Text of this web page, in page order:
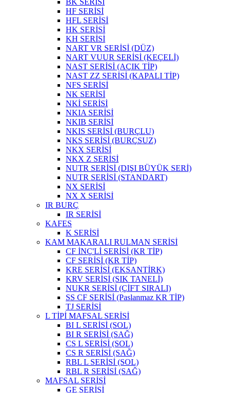
BK SERİSİ
HF SERİSİ
HFL SERİSİ
HK SERİSİ
KH SERİSİ
NART VR SERİSİ (DÜZ)
NART VUUR SERİSİ (KEÇELİ)
NAST SERİSİ (AÇIK TİP)
NAST ZZ SERİSİ (KAPALI TİP)
NFS SERİSİ
NK SERİSİ
NKİ SERİSİ
NKIA SERİSİ
NKIB SERİSİ
NKIS SERİSİ (BURÇLU)
NKS SERİSİ (BURÇSUZ)
NKX SERİSİ
NKX Z SERİSİ
NUTR SERİSİ (DIŞI BÜYÜK SERİ)
NUTR SERİSİ (STANDART)
NX SERİSİ
NX X SERİSİ
IR BURÇ
IR SERİSİ
KAFES
K SERİSİ
KAM MAKARALI RULMAN SERİSİ
CF İNÇ'Lİ SERİSİ (KR TİP)
CF SERİSİ (KR TİP)
KRE SERİSİ (EKSANTİRK)
KRV SERİSİ (SIK TANELİ)
NUKR SERİSİ (ÇİFT SIRALI)
SS CF SERİSİ (Paslanmaz KR TİP)
TJ SERİSİ
L TİPİ MAFSAL SERİSİ
BI L SERİSİ (SOL)
BI R SERİSİ (SAĞ)
CS L SERİSİ (SOL)
CS R SERİSİ (SAĞ)
RBL L SERİSİ (SOL)
RBL R SERİSİ (SAĞ)
MAFSAL SERİSİ
GE SERİSİ